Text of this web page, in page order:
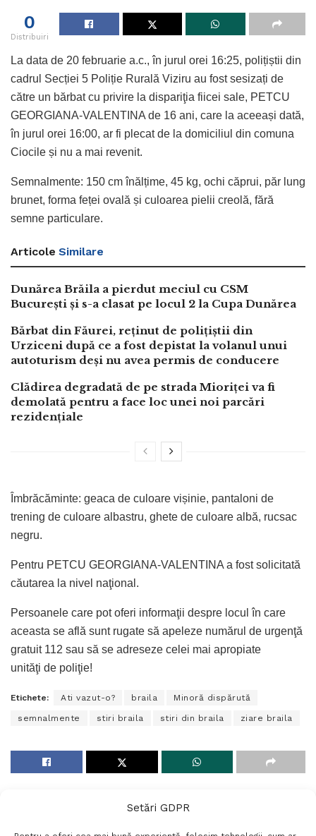
Setări GDPR
0
Distribuiri
La data de 20 februarie a.c., în jurul orei 16:25, polițiștii din
cadrul Secției 5 Poliție Rurală Viziru au fost sesizați de
către un bărbat cu privire la dispariţia fiicei sale, PETCU
GEORGIANA-VALENTINA de 16 ani, care la aceeași dată,
în jurul orei 16:00, ar fi plecat de la domiciliul din comuna
Ciocile și nu a mai revenit.
Semnalmente: 150 cm înălțime, 45 kg, ochi căprui, păr lung
brunet, forma feței ovală și culoarea pielii creolă, fără
semne particulare.
Articole Similare
Dunărea Brăila a pierdut meciul cu CSM
București și s-a clasat pe locul 2 la Cupa Dunărea
Bărbat din Făurei, reținut de polițiștii din
Urziceni după ce a fost depistat la volanul unui
autoturism deși nu avea permis de conducere
Clădirea degradată de pe strada Mioriței va fi
demolată pentru a face loc unei noi parcări
rezidențiale
Îmbrăcăminte: geaca de culoare vișinie, pantaloni de
trening de culoare albastru, ghete de culoare albă, rucsac
negru.
Pentru PETCU GEORGIANA-VALENTINA a fost solicitată
căutarea la nivel naţional.
Persoanele care pot oferi informaţii despre locul în care
aceasta se află sunt rugate să apeleze numărul de urgenţă
gratuit 112 sau să se adreseze celei mai apropiate
unităţi de poliţie!
Etichete: Ati vazut-o? braila Minoră dispărută
semnalmente stiri braila stiri din braila ziare braila